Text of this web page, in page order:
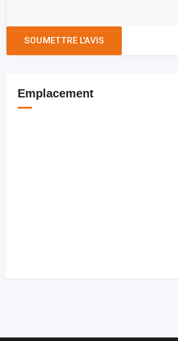
Emplacement